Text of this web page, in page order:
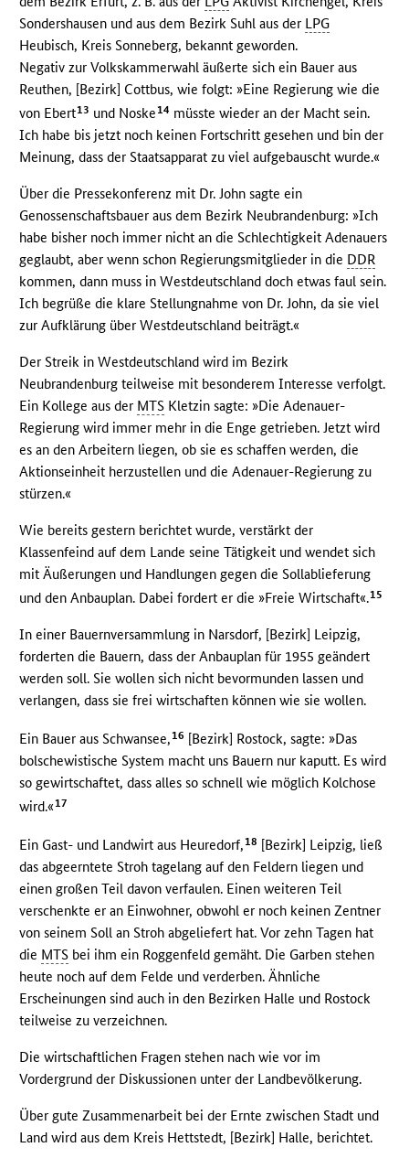
Sondershausen und aus dem Bezirk Suhl aus der LPG
Heubisch, Kreis Sonneberg, bekannt geworden.
Negativ zur Volkskammerwahl äußerte sich ein Bauer aus
Reuthen, [Bezirk] Cottbus, wie folgt: »Eine Regierung wie die
von Ebert13 und Noske14 müsste wieder an der Macht sein.
Ich habe bis jetzt noch keinen Fortschritt gesehen und bin der
Meinung, dass der Staatsapparat zu viel aufgebauscht wurde.«
Über die Pressekonferenz mit Dr. John sagte ein
Genossenschaftsbauer aus dem Bezirk Neubrandenburg: »Ich
habe bisher noch immer nicht an die Schlechtigkeit Adenauers
geglaubt, aber wenn schon Regierungsmitglieder in die DDR
kommen, dann muss in Westdeutschland doch etwas faul sein.
Ich begrüße die klare Stellungnahme von Dr. John, da sie viel
zur Aufklärung über Westdeutschland beiträgt.«
Der Streik in Westdeutschland wird im Bezirk
Neubrandenburg teilweise mit besonderem Interesse verfolgt.
Ein Kollege aus der MTS Kletzin sagte: »Die Adenauer-
Regierung wird immer mehr in die Enge getrieben. Jetzt wird
es an den Arbeitern liegen, ob sie es schaffen werden, die
Aktionseinheit herzustellen und die Adenauer-Regierung zu
stürzen.«
Wie bereits gestern berichtet wurde, verstärkt der
Klassenfeind auf dem Lande seine Tätigkeit und wendet sich
mit Äußerungen und Handlungen gegen die Sollablieferung
und den Anbauplan. Dabei fordert er die »Freie Wirtschaft«.15
In einer Bauernversammlung in Narsdorf, [Bezirk] Leipzig,
forderten die Bauern, dass der Anbauplan für 1955 geändert
werden soll. Sie wollen sich nicht bevormunden lassen und
verlangen, dass sie frei wirtschaften können wie sie wollen.
Ein Bauer aus Schwansee,16 [Bezirk] Rostock, sagte: »Das
bolschewistische System macht uns Bauern nur kaputt. Es wird
so gewirtschaftet, dass alles so schnell wie möglich Kolchose
wird.«17
Ein Gast- und Landwirt aus Heuredorf,18 [Bezirk] Leipzig, ließ
das abgeerntete Stroh tagelang auf den Feldern liegen und
einen großen Teil davon verfaulen. Einen weiteren Teil
verschenkte er an Einwohner, obwohl er noch keinen Zentner
von seinem Soll an Stroh abgeliefert hat. Vor zehn Tagen hat
die MTS bei ihm ein Roggenfeld gemäht. Die Garben stehen
heute noch auf dem Felde und verderben. Ähnliche
Erscheinungen sind auch in den Bezirken Halle und Rostock
teilweise zu verzeichnen.
Die wirtschaftlichen Fragen stehen nach wie vor im
Vordergrund der Diskussionen unter der Landbevölkerung.
Über gute Zusammenarbeit bei der Ernte zwischen Stadt und
Land wird aus dem Kreis Hettstedt, [Bezirk] Halle, berichtet.